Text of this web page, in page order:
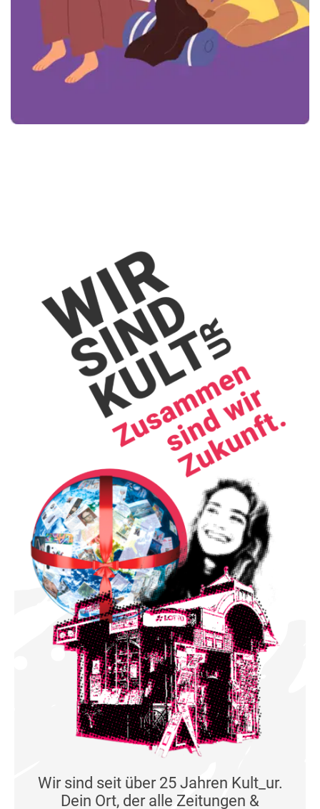
Wir sind seit über 25 Jahren Kult_ur.
Dein Ort, der alle Zeitungen &